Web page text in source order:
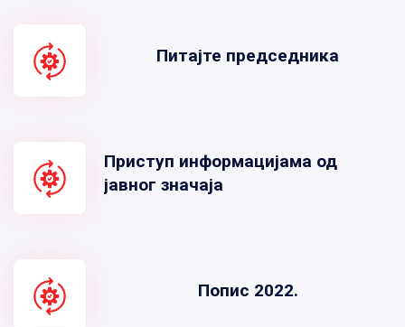
Питајте председника
Приступ информацијама од
јавног значаја
Попис 2022.